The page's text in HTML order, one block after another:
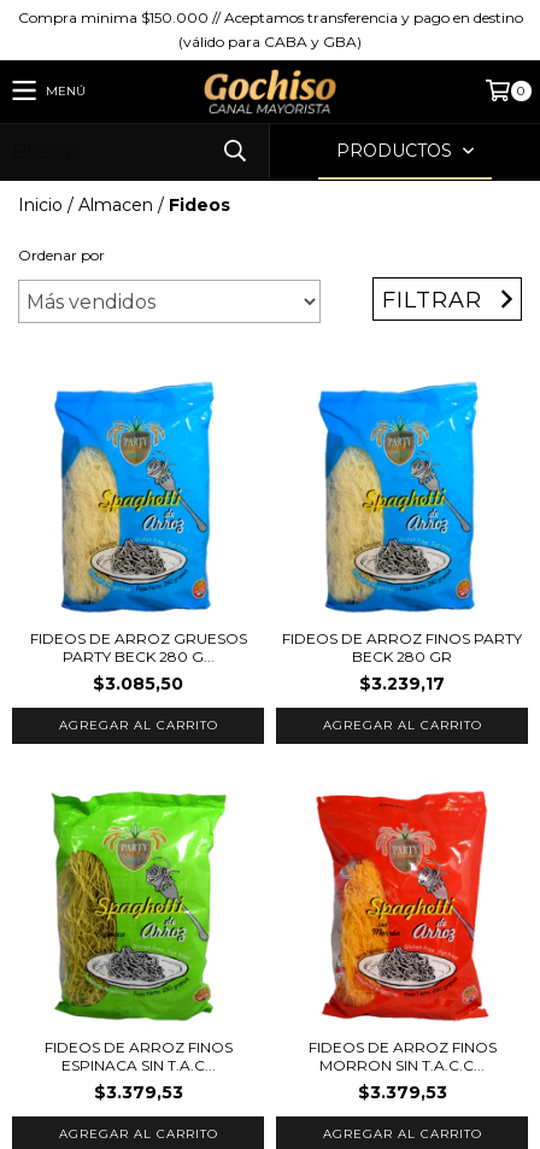
Compra minima $150.000 // Aceptamos transferencia y pago en destino
(válido para CABA y GBA)
MENÚ 0
PRODUCTOS
Inicio / Almacen / Fideos
Ordenar por
FILTRAR
FIDEOS DE ARROZ GRUESOS
PARTY BECK 280 G...
$3.085,50
FIDEOS DE ARROZ FINOS PARTY
BECK 280 GR
$3.239,17
FIDEOS DE ARROZ FINOS
ESPINACA SIN T.A.C...
$3.379,53
FIDEOS DE ARROZ FINOS
MORRON SIN T.A.C.C...
$3.379,53